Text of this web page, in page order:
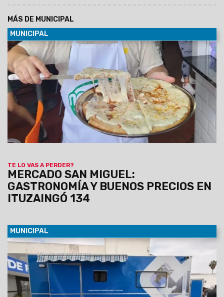
MÁS DE MUNICIPAL
MUNICIPAL
TE LO VAS A PERDER?
MERCADO SAN MIGUEL:
GASTRONOMÍA Y BUENOS PRECIOS EN
ITUZAINGÓ 134
08/08/2026
Empanadas, tamales, humitas, locro, pizzas,
milanesas, minutas y muchas otras especialidades forman
parte de una amplia oferta de comidas caseras que invita a
salteños y turistas a disfrutar de los sabores de siempre a
precios accesibles.
MUNICIPAL
08/08/2026 La unidad, equipada con dos camillas, será
instalada de manera fija del lunes 10 al viernes 14 de agosto
en el SUM del barrio Sanidad, donde atenderá de 8.30 a 13 hs.
Los turnos se entregarán previamente vía Whatsapp
comunicándose al: 3872102659 y 3874861402